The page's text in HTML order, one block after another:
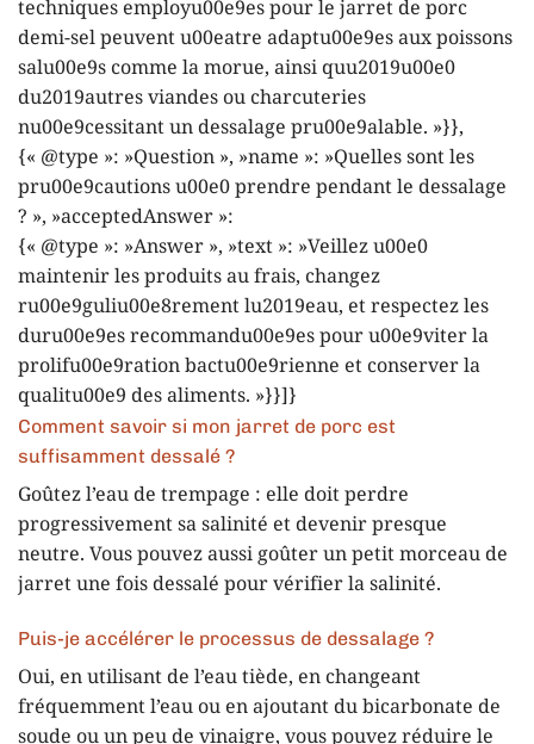
techniques employu00e9es pour le jarret de porc
demi-sel peuvent u00eatre adaptu00e9es aux poissons
salu00e9s comme la morue, ainsi quu2019u00e0
du2019autres viandes ou charcuteries
nu00e9cessitant un dessalage pru00e9alable. »}},
{« @type »: »Question », »name »: »Quelles sont les
pru00e9cautions u00e0 prendre pendant le dessalage
? », »acceptedAnswer »:
{« @type »: »Answer », »text »: »Veillez u00e0
maintenir les produits au frais, changez
ru00e9guliu00e8rement lu2019eau, et respectez les
duru00e9es recommandu00e9es pour u00e9viter la
prolifu00e9ration bactu00e9rienne et conserver la
qualitu00e9 des aliments. »}}]}
Comment savoir si mon jarret de porc est
suffisamment dessalé ?
Goûtez l’eau de trempage : elle doit perdre
progressivement sa salinité et devenir presque
neutre. Vous pouvez aussi goûter un petit morceau de
jarret une fois dessalé pour vérifier la salinité.
Puis-je accélérer le processus de dessalage ?
Oui, en utilisant de l’eau tiède, en changeant
fréquemment l’eau ou en ajoutant du bicarbonate de
soude ou un peu de vinaigre, vous pouvez réduire le